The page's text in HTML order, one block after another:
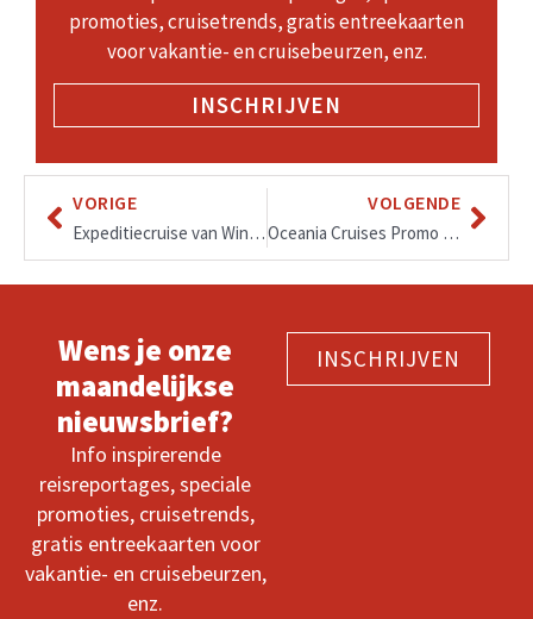
promoties, cruisetrends, gratis entreekaarten
voor vakantie- en cruisebeurzen, enz.
INSCHRIJVEN
VORIGE
Expeditiecruise van Windsor (Detroit) tot Milwaukee (Chicago)
VOLGENDE
Oceania Cruises Promo per hut/suite” + extra € 250 korting voor “FLY & CRUISE”
Wens je onze
maandelijkse
nieuwsbrief?
Info inspirerende
reisreportages, speciale
promoties, cruisetrends,
gratis entreekaarten voor
vakantie- en cruisebeurzen,
enz.
INSCHRIJVEN